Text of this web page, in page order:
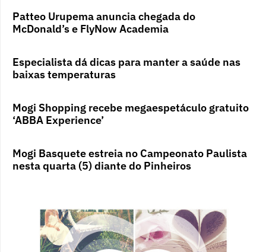
Patteo Urupema anuncia chegada do
McDonald’s e FlyNow Academia
Especialista dá dicas para manter a saúde nas
baixas temperaturas
Mogi Shopping recebe megaespetáculo gratuito
‘ABBA Experience’
Mogi Basquete estreia no Campeonato Paulista
nesta quarta (5) diante do Pinheiros